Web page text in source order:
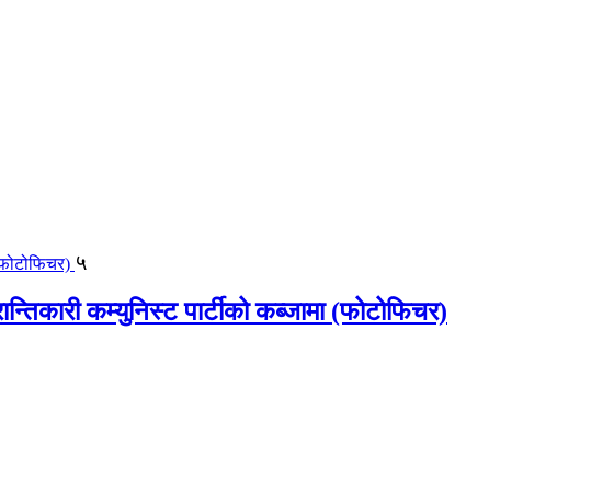
५
कम्युनिस्ट पार्टीको कब्जामा (फोटोफिचर)